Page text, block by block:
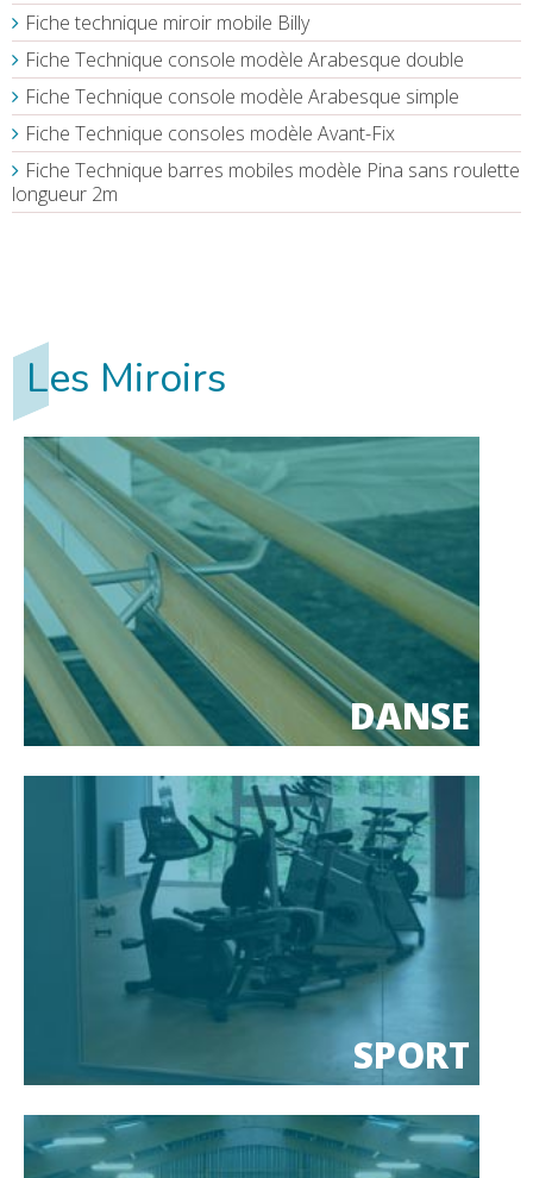
Fiche technique miroir mobile Billy
Fiche Technique console modèle Arabesque double
Fiche Technique console modèle Arabesque simple
Fiche Technique consoles modèle Avant-Fix
Fiche Technique barres mobiles modèle Pina sans roulette
longueur 2m
Les Miroirs
DANSE
SPORT